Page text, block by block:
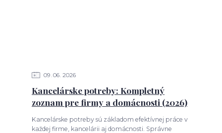
09 06 2026
Kancelárske potreby: Kompletný
zoznam pre firmy a domácnosti (2026)
Kancelárske potreby sú základom efektívnej práce v
každej firme, kancelárii aj domácnosti. Správne